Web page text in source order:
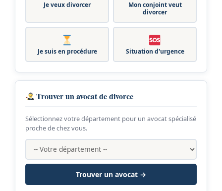
Je veux divorcer
Mon conjoint veut
divorcer
Je suis en procédure Situation d'urgence
Trouver un avocat de divorce
Sélectionnez votre département pour un avocat spécialisé
proche de chez vous.
Trouver un avocat →